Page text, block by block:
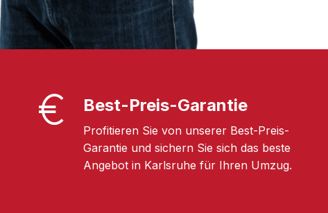
Best-Preis-Garantie
Profitieren Sie von unserer Best-Preis-
Garantie und sichern Sie sich das beste
Angebot in Karlsruhe für Ihren Umzug.